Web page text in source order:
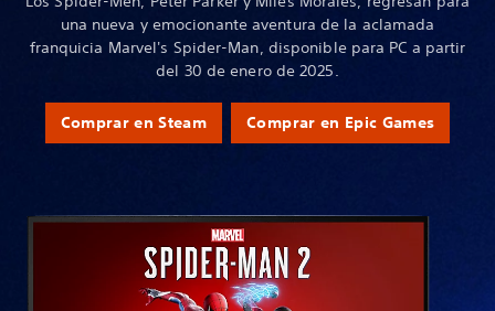
una nueva y emocionante aventura de la aclamada
franquicia Marvel's Spider-Man, disponible para PC a partir
del 30 de enero de 2025.
Comprar en Steam Comprar en Epic Games